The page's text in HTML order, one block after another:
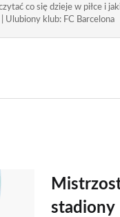
co się dzieje w piłce i
Ulubiony klub: FC Barcelona
stadiony